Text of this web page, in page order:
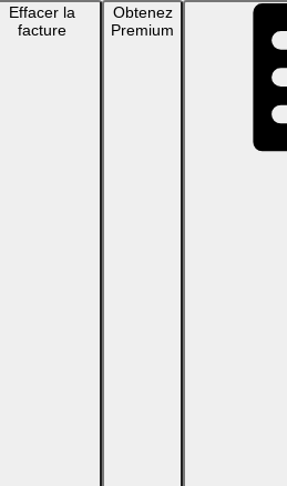
Effacer la
facture
Obtenez
Premium